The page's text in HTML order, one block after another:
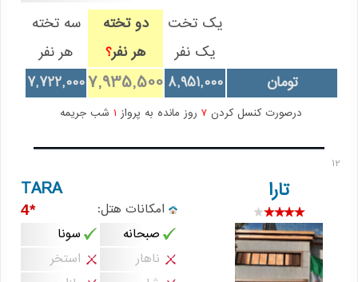
یک تخت
یک نفر
دو تخته
هر نفر؟
سه تخته
هر نفر
تومان
8,951,000
7,935,500
7,722,000
درصورت کنسل کردن 7 روز مانده به پرواز شب جریمه
12
تارا TARA
امکانات هتل: *4
صبحانه
سونا
ناهار
استخر